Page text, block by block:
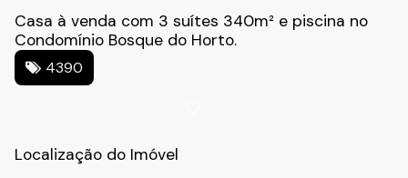
Casa à venda com 3 suítes 340m² e piscina no
Condomínio Bosque do Horto.
4390
Localização do Imóvel